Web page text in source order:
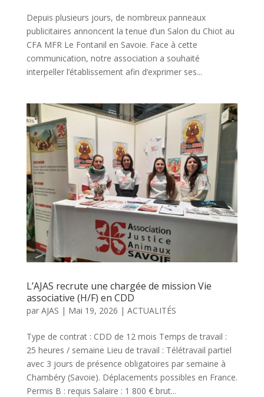
Depuis plusieurs jours, de nombreux panneaux
publicitaires annoncent la tenue d’un Salon du Chiot au
CFA MFR Le Fontanil en Savoie. Face à cette
communication, notre association a souhaité
interpeller l’établissement afin d’exprimer ses...
L’AJAS recrute une chargée de mission Vie
associative (H/F) en CDD
par AJAS | Mai 19, 2026 | ACTUALITÉS
Type de contrat : CDD de 12 mois Temps de travail :
25 heures / semaine Lieu de travail : Télétravail partiel
avec 3 jours de présence obligatoires par semaine à
Chambéry (Savoie). Déplacements possibles en France.
Permis B : requis Salaire : 1 800 € brut...